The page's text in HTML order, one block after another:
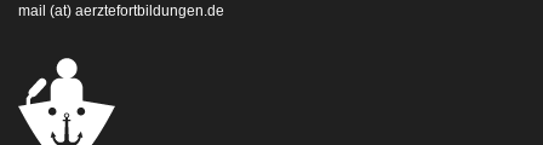
mail (at) aerztefortbildungen.de